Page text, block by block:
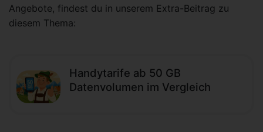
Angebote, findest du in unserem Extra-Beitrag zu
diesem Thema:
Handytarife ab 50 GB
Datenvolumen im Vergleich